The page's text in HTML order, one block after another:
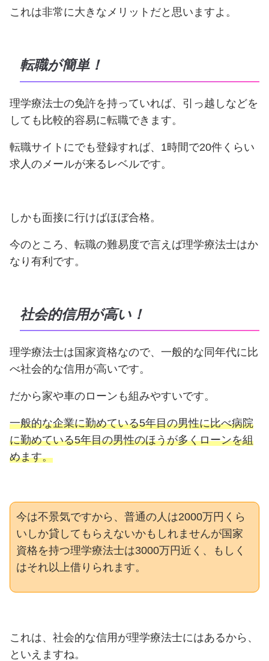
これは非常に大きなメリットだと思いますよ。
転職が簡単！
理学療法士の免許を持っていれば、引っ越しなどを
しても比較的容易に転職できます。
転職サイトにでも登録すれば、1時間で20件くらい
求人のメールが来るレベルです。
しかも面接に行けばほぼ合格。
今のところ、転職の難易度で言えば理学療法士はか
なり有利です。
社会的信用が高い！
理学療法士は国家資格なので、 一般的な同年代に比
べ社会的な信用が高いです。
だから家や車のローンも組みやすいです。
一般的な企業に勤めている5年目の男性に比べ病院
に勤めている5年目の男性のほうが多くローンを組
めます。
今は不景気ですから、普通の人は2000万円くら
いしか貸してもらえないかもしれませんが国家
資格を持つ理学療法士は3000万円近く、もしく
はそれ以上借りられます。
これは、社会的な信用が理学療法士にはあるから、
といえますね。